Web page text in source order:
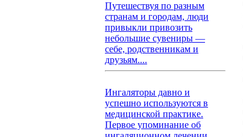
Путешествуя по разным
странам и городам, люди
привыкли привозить
небольшие сувениры —
себе, родственникам и
друзьям....
Ингаляторы давно и
успешно используются в
медицинской практике.
Первое упоминание об